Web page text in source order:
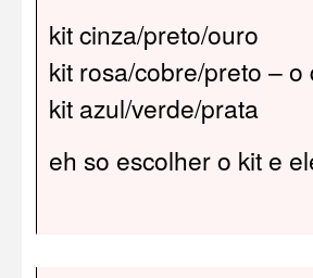
kit cinza/preto/ouro
kit rosa/cobre/preto –
kit azul/verde/prata
eh so escolher o kit e